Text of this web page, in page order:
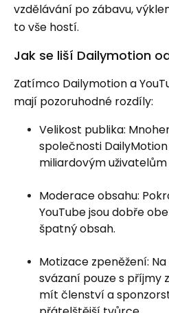
vzdělávání po zábavu,
to vše hostí.
Jak se liší Dailymotion
Zatímco Dailymotion a
mají pozoruhodné rozdíly:
Velikost publika:
společnosti
miliardovým uživatelům
Moderace obsahu:
YouTube jsou dobře
špatný obsah.
Motizace zpeněžení:
svázaní pouze s příjmy
mít členství a